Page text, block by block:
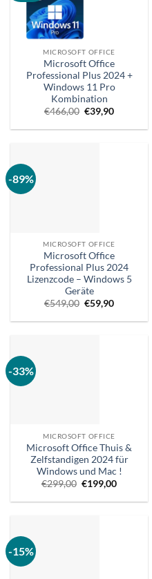
MICROSOFT OFFICE
Microsoft Office
Professional Plus 2024 +
Windows 11 Pro
Kombination
€466,00 Ursprünglicher
Preis
war:
€39,90Aktueller
ist:
-89%
MICROSOFT OFFICE
Microsoft Office
Professional Plus 2024
Lizenzcode – Windows 5
Geräte
€549,00 Ursprünglicher
Preis
war:
€59,90Aktueller
ist:
-33%
MICROSOFT OFFICE
Microsoft Office Thuis &
Zelfstandigen 2024 für
Windows und Mac !
€299,00 Ursprünglicher
war:
€199,00Aktueller
ist:
-15%